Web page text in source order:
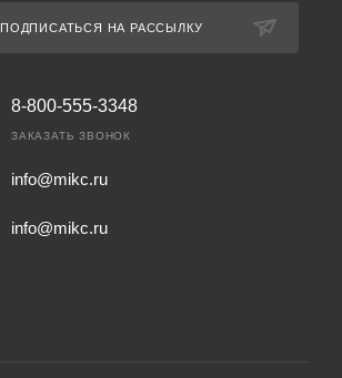
ПОДПИСАТЬСЯ НА РАССЫЛКУ
8-800-555-3348
ЗАКАЗАТЬ ЗВОНОК
info@mikc.ru
info@mikc.ru